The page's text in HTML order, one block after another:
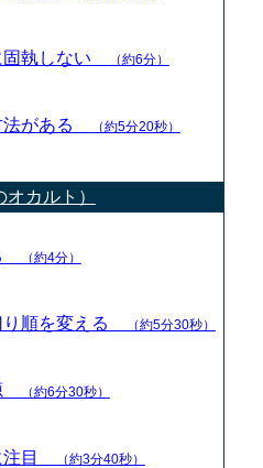
固執しない （約6分）
法がある （約5分20秒）
カルト）
（約4分）
り順を変える （約5分30秒）
（約6分30秒）
注目 （約3分40秒）